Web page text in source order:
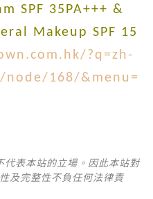
SPF 35PA+++ &
Makeup SPF 15
?q=zh-
168/&menu=
表本站的立場。因此本站對
及完整性不負任何法律責